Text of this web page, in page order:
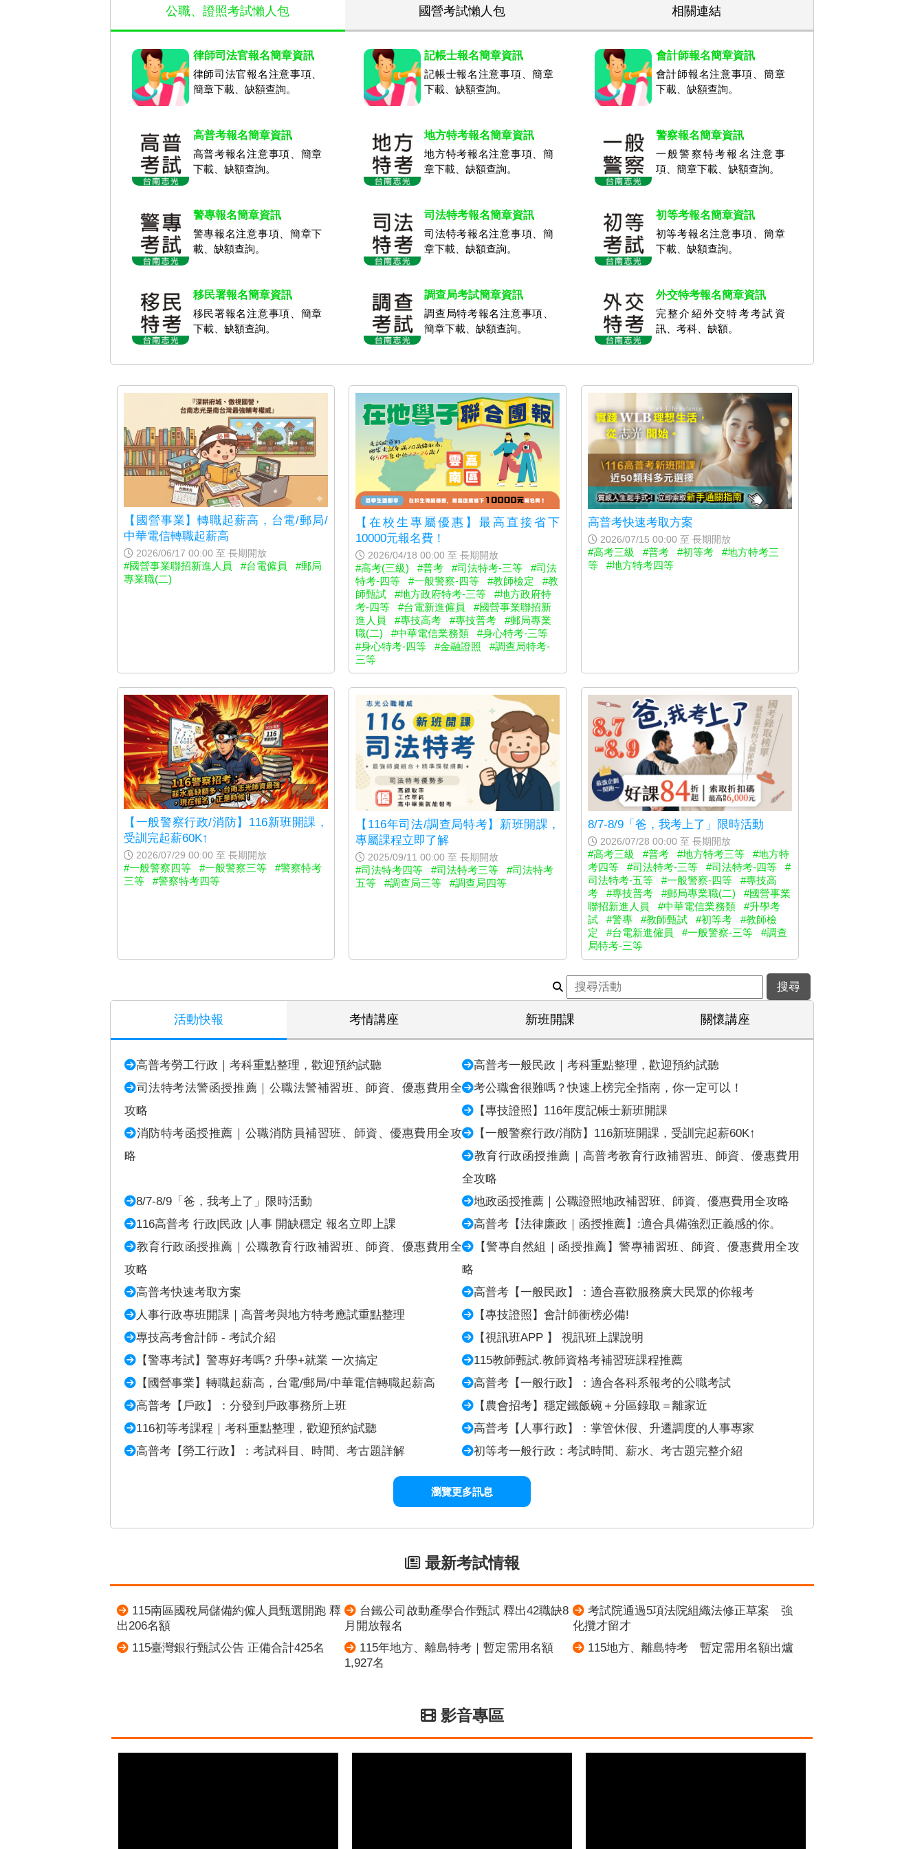
公職、證照考試懶人包 國營考試懶人包 相關連結
律師司法官報名簡章資訊
律師司法官報名注意事項、
簡章下載、缺額查詢。
記帳士報名簡章資訊
記帳士報名注意事項、簡章
下載、缺額查詢。
會計師報名簡章資訊
會計師報名注意事項、簡章
下載、缺額查詢。
高普考報名簡章資訊
高普考報名注意事項、簡章
下載、缺額查詢。
地方特考報名簡章資訊
地方特考報名注意事項、簡
章下載、缺額查詢。
警察報名簡章資訊
一般警察特考報名注意事
項、簡章下載、缺額查詢。
警專報名簡章資訊
警專報名注意事項、簡章下
載、缺額查詢。
司法特考報名簡章資訊
司法特考報名注意事項、簡
章下載、缺額查詢。
初等考報名簡章資訊
初等考報名注意事項、簡章
下載、缺額查詢。
移民署報名簡章資訊
移民署報名注意事項、簡章
下載、缺額查詢。
調查局考試簡章資訊
調查局特考報名注意事項、
簡章下載、缺額查詢。
外交特考報名簡章資訊
完整介紹外交特考考試資
訊、考科、缺額。
【國營事業】轉職起薪高，台電/郵局/
中華電信轉職起薪高
2026/06/17 00:00 至 長期開放
#國營事業聯招新進人員 #台電僱員
#郵局
專業職(二)
【在校生專屬優惠】最高直接省下
10000元報名費！
2026/04/18 00:00 至 長期開放
#高考(三級) #普考 #司法特考-三等
#司法
特考-四等
#一般警察-四等 #教師檢定
#教
師甄試
#地方政府特考-三等
#地方政府特
考-四等
#台電新進僱員
#國營事業聯招新
進人員
#專技高考 #專技普考
#郵局專業
職(二)
#中華電信業務類
#身心特考-三等
#身心特考-四等
#金融證照
#調查局特考-
三等
高普考快速考取方案
2026/07/15 00:00 至 長期開放
#高考三級 #普考 #初等考
#地方特考三
等
#地方特考四等
【一般警察行政/消防】116新班開課，
受訓完起薪60K↑
2026/07/29 00:00 至 長期開放
#一般警察四等 #一般警察三等
#警察特考
三等
#警察特考四等
【116年司法/調查局特考】新班開課，
專屬課程立即了解
2025/09/11 00:00 至 長期開放
#司法特考四等 #司法特考三等
#司法特考
五等
#調查局三等 #調查局四等
8/7-8/9「爸，我考上了」限時活動
2026/07/28 00:00 至 長期開放
#高考三級 #普考 #地方特考三等
#地方特
考四等
#司法特考-三等 #司法特考-四等
#
司法特考-五等
#一般警察-四等
#專技高
考
#專技普考 #郵局專業職(二)
#國營事業
聯招新進人員
#中華電信業務類
#升學考
試
#警專 #教師甄試 #初等考
#教師檢
定
#台電新進僱員 #一般警察-三等
#調查
局特考-三等
活動快報 考情講座 新班開課 關懷講座
高普考勞工行政｜考科重點整理，歡迎預約試聽
高普考一般民政｜考科重點整理，歡迎預約試聽
司法特考法警函授推薦｜公職法警補習班、師資、優惠費用全
攻略
考公職會很難嗎？快速上榜完全指南，你一定可以！
【專技證照】116年度記帳士新班開課
消防特考函授推薦｜公職消防員補習班、師資、優惠費用全攻
略
【一般警察行政/消防】116新班開課，受訓完起薪60K↑
教育行政函授推薦｜高普考教育行政補習班、師資、優惠費用
全攻略
8/7-8/9「爸，我考上了」限時活動
地政函授推薦｜公職證照地政補習班、師資、優惠費用全攻略
116高普考 行政|民政 |人事 開缺穩定 報名立即上課
高普考【法律廉政｜函授推薦】:適合具備強烈正義感的你。
教育行政函授推薦｜公職教育行政補習班、師資、優惠費用全
攻略
【警專自然組｜函授推薦】警專補習班、師資、優惠費用全攻
略
高普考快速考取方案
高普考【一般民政】：適合喜歡服務廣大民眾的你報考
人事行政專班開課｜高普考與地方特考應試重點整理
【專技證照】會計師衝榜必備!
專技高考會計師 - 考試介紹
【視訊班APP 】 視訊班上課說明
【警專考試】警專好考嗎? 升學+就業 一次搞定
115教師甄試.教師資格考補習班課程推薦
【國營事業】轉職起薪高，台電/郵局/中華電信轉職起薪高
高普考【一般行政】：適合各科系報考的公職考試
高普考【戶政】：分發到戶政事務所上班
【農會招考】穩定鐵飯碗＋分區錄取＝離家近
116初等考課程｜考科重點整理，歡迎預約試聽
高普考【人事行政】：掌管休假、升遷調度的人事專家
高普考【勞工行政】：考試科目、時間、考古題詳解
初等考一般行政：考試時間、薪水、考古題完整介紹
瀏覽更多訊息
最新考試情報
115南區國稅局儲備約僱人員甄選開跑 釋
出206名額
台鐵公司啟動產學合作甄試 釋出42職缺8
月開放報名
考試院通過5項法院組織法修正草案 強
化攬才留才
115臺灣銀行甄試公告 正備合計425名
115年地方、離島特考｜暫定需用名額
1,927名
115地方、離島特考 暫定需用名額出爐
影音專區